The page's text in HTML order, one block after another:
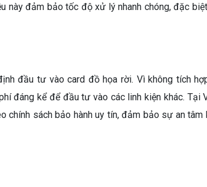
này đảm bảo tốc độ xử lý nhanh chóng, đặc
đầu tư vào card đồ họa rời. Vì không tích
đáng kể để đầu tư vào các linh kiện khác. Tại
chính sách bảo hành uy tín, đảm bảo sự an tâm